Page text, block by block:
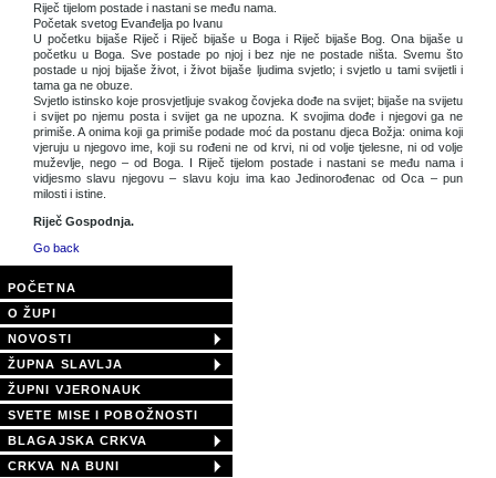
Riječ tijelom postade i nastani se među nama.
Početak svetog Evanđelja po Ivanu
U početku bijaše Riječ i Riječ bijaše u Boga i Riječ bijaše Bog. Ona bijaše u
početku u Boga. Sve postade po njoj i bez nje ne postade ništa. Svemu što
postade u njoj bijaše život, i život bijaše ljudima svjetlo; i svjetlo u tami svijetli i
tama ga ne obuze.
Svjetlo istinsko koje prosvjetljuje svakog čovjeka dođe na svijet; bijaše na svijetu
i svijet po njemu posta i svijet ga ne upozna. K svojima dođe i njegovi ga ne
primiše. A onima koji ga primiše podade moć da postanu djeca Božja: onima koji
vjeruju u njegovo ime, koji su rođeni ne od krvi, ni od volje tjelesne, ni od volje
muževlje, nego – od Boga. I Riječ tijelom postade i nastani se među nama i
vidjesmo slavu njegovu – slavu koju ima kao Jedinorođenac od Oca – pun
milosti i istine.
Riječ Gospodnja.
Go back
POČETNA
O ŽUPI
NOVOSTI
ŽUPNA SLAVLJA
ŽUPNI VJERONAUK
SVETE MISE I POBOŽNOSTI
BLAGAJSKA CRKVA
CRKVA NA BUNI